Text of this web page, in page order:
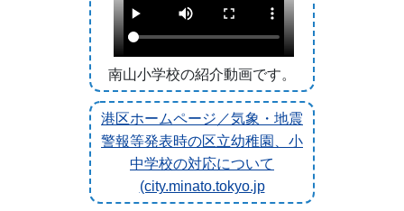
南山小学校の紹介動画です。
港区ホームページ／気象・地震
警報等発表時の区立幼稚園、小
中学校の対応について
(city.minato.tokyo.jp